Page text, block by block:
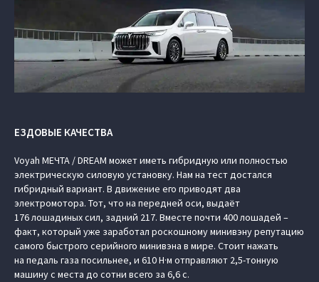
ЕЗДОВЫЕ КАЧЕСТВА
Voyah МЕЧТА / DREAM может иметь гибридную или полностью
электрическую силовую установку. Нам на тест достался
гибридный вариант. В движение его приводят два
электромотора. Тот, что на передней оси, выдаёт
176 лошадиных сил, задний 217. Вместе почти 400 лошадей –
факт, который уже заработал роскошному минивэну репутацию
самого быстрого серийного минивэна в мире. Стоит нажать
на педаль газа посильнее, и 610 Н·м отправляют 2,5-тонную
машину с места до сотни всего за 6,6 с.